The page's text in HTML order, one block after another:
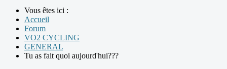
Vous êtes ici :
Accueil
Forum
VO2 CYCLING
GENERAL
Tu as fait quoi aujourd'hui???